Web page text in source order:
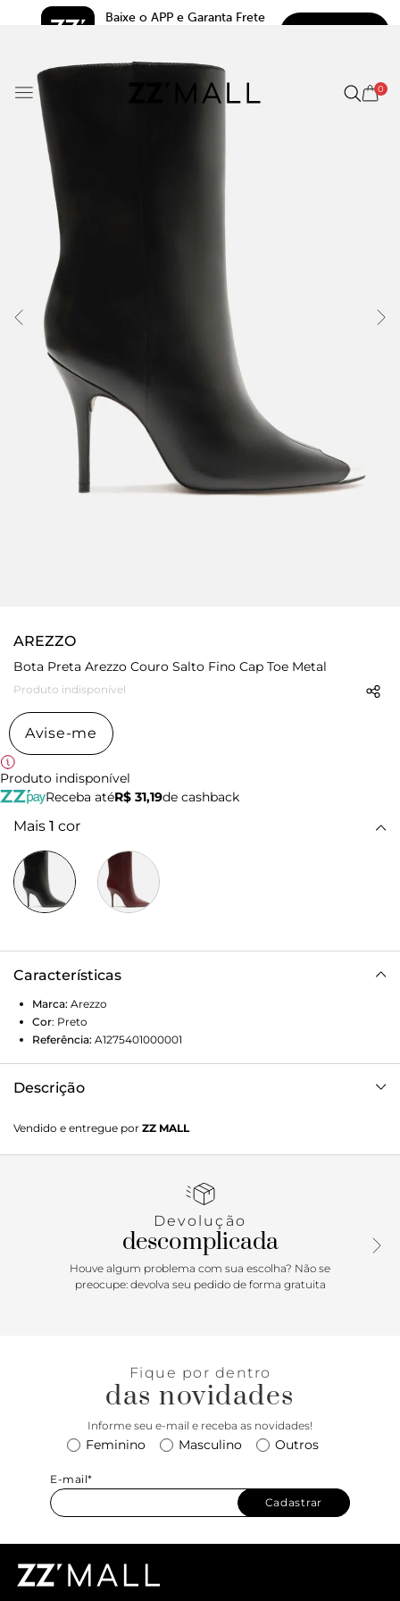
Baixe o APP e Garanta Frete
0
AREZZO
Bota Preta Arezzo Couro Salto Fino Cap Toe Metal
Produto indisponível
Avise-me
Produto indisponível
Receba atéR$ 31,19de cashback
Mais 1 cor
Características
Marca: Arezzo
Cor: Preto
Referência: A1275401000001
Descrição
fino, ponta fina e biqueira em metal. Traz cabedal ajustado
ao pé e fecho em zíper na lateral interna do cano.
Vendido e entregue por ZZ MALL
Devolução
descomplicada
Houve algum problema com sua escolha? Não se
preocupe: devolva seu pedido de forma gratuita
Fique por dentro
das novidades
Informe seu e-mail e receba as novidades!
Feminino Masculino Outros
E-mail*
Cadastrar